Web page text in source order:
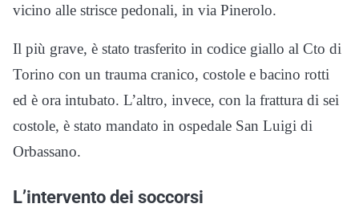
vicino alle strisce pedonali, in via Pinerolo.
Il più grave, è stato trasferito in codice giallo al Cto di
Torino con un trauma cranico, costole e bacino rotti
ed è ora intubato. L’altro, invece, con la frattura di sei
costole, è stato mandato in ospedale San Luigi di
Orbassano.
L’intervento dei soccorsi